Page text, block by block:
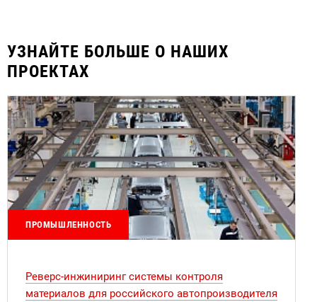
УЗНАЙТЕ БОЛЬШЕ О НАШИХ
ПРОЕКТАХ
ПРОМЫШЛЕННОСТЬ
Реверс-инжиниринг системы контроля
материалов для российского автопроизводителя